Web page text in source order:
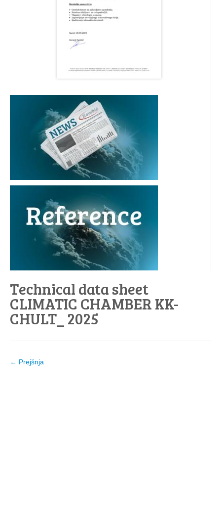
Technical data sheet
CLIMATIC CHAMBER KK-
CHULT_ 2025
← Prejšnja